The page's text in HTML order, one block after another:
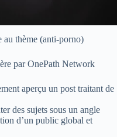
au thème (anti-porno)
par OnePath Network
aperçu un post traitant de
des sujets sous un angle
d’un public global et